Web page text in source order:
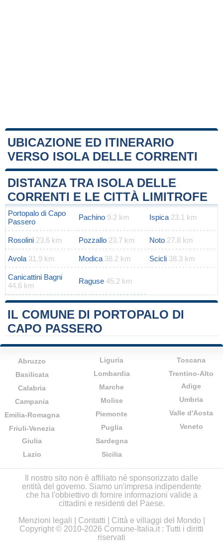
UBICAZIONE ED ITINERARIO
VERSO ISOLA DELLE CORRENTI
+
−
Leaflet|Map data ©OpenStreetMapcontributors
DISTANZA TRA ISOLA DELLE
CORRENTI E LE CITTÀ LIMITROFE
Portopalo di Capo
Passero
Pachino 9.2 km Ispica 23.1 km
Rosolini 23.6 km Pozzallo 23.7 km Noto 27.8 km
Avola 31.9 km Modica 38.2 km Scicli 38.3 km
Canicattini Bagni
44.6 km
Raguse 45.2 km
IL COMUNE DI PORTOPALO DI
CAPO PASSERO
Abruzzo
Basilicata
Calabria
Campania
Emilia-Romagna
Friuli-Venezia
Giulia
Lazio
Liguria
Lombardia
Marche
Molise
Piemonte
Puglia
Sardegna
Sicilia
Toscana
Trentino-Alto
Adige
Umbria
Valle d'Aosta
Veneto
Il nostro sito non è affiliato né sponsorizzato dalle
entità del governo. Siamo un'impresa indipendente
che ha l'obbiettivo di fornire informazioni valide a
cittadini e residenti del Paese.
Menzioni legali
Contatti Città e villaggi del Mondo
Copyright © 2010-2026 Comune-Italia.it : Tutti i diritti
riservati